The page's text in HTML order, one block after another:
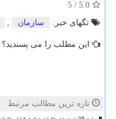
5.0
/
5
تگهای خبر:
سازمان ,
این مطلب را می پسندید؟
تازه ترین مطالب مرتبط